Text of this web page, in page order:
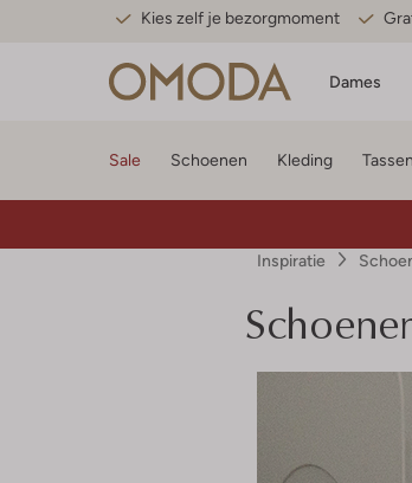
Kies zelf je bezorgmoment
Dames
Sale Schoenen Kleding
Inspiratie